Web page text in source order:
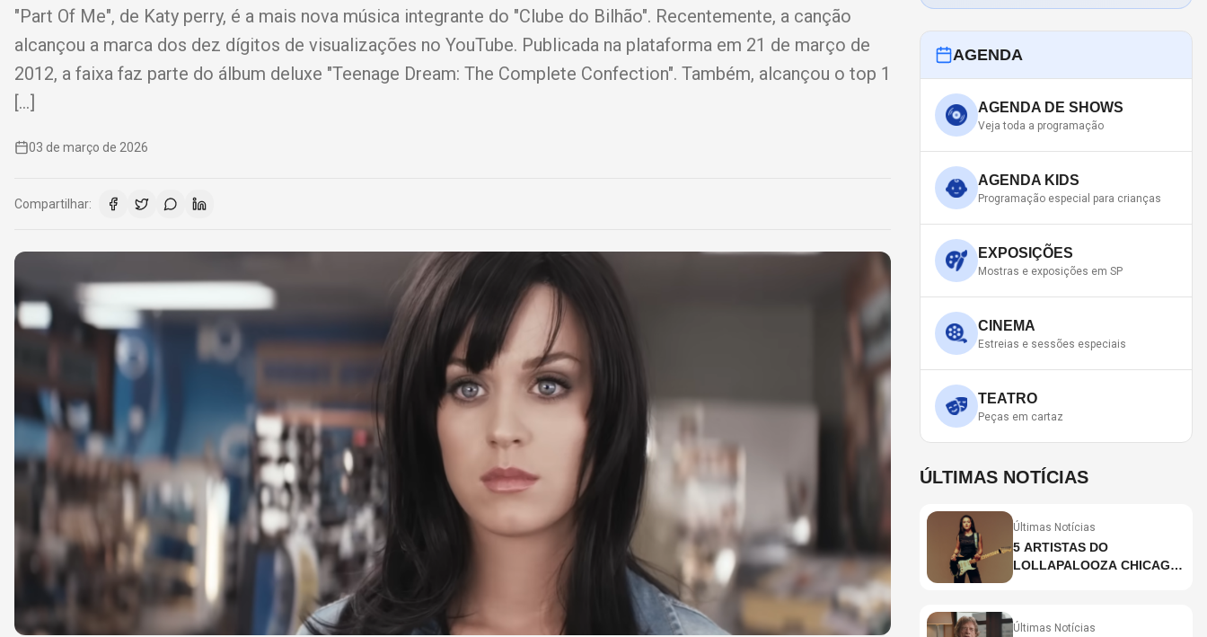
"Part Of Me", de Katy perry, é a mais nova música integrante do "Clube do Bilhão". Recentemente, a canção
alcançou a marca dos dez dígitos de visualizações no YouTube. Publicada na plataforma em 21 de março de
2012, a faixa faz parte do álbum deluxe "Teenage Dream: The Complete Confection". Também, alcançou o top 1
[…]
03 de março de 2026
Compartilhar:
AGENDA
AGENDA DE SHOWS
Veja toda a programação
AGENDA KIDS
Programação especial para crianças
EXPOSIÇÕES
Mostras e exposições em SP
CINEMA
Estreias e sessões especiais
TEATRO
Peças em cartaz
ÚLTIMAS NOTÍCIAS
Últimas Notícias
5 ARTISTAS DO
LOLLAPALOOZA CHICAGO
Últimas Notícias